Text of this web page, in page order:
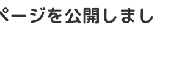
ージを公開しまし